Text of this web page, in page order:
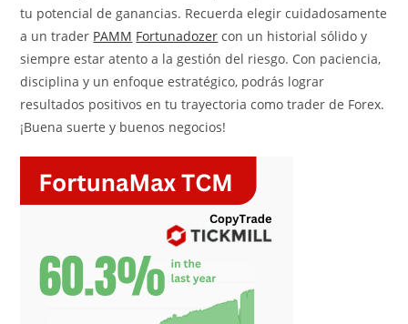
tu potencial de ganancias. Recuerda elegir cuidadosamente
a un trader PAMM Fortunadozer con un historial sólido y
siempre estar atento a la gestión del riesgo. Con paciencia,
disciplina y un enfoque estratégico, podrás lograr
resultados positivos en tu trayectoria como trader de Forex.
¡Buena suerte y buenos negocios!